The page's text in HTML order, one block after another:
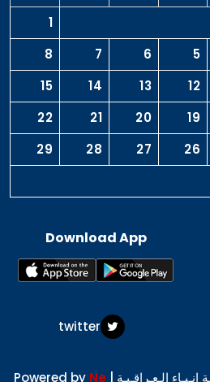
1
5
6
7
8
12
13
14
15
19
20
21
22
26
27
28
29
Download App
twitter
Ne